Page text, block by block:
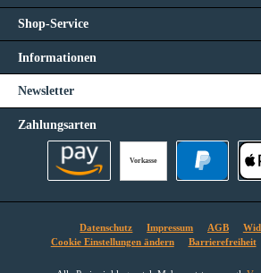
Shop-Service
Informationen
Newsletter
Zahlungsarten
Vorkasse
Datenschutz Impressum AGB
Cookie Einstellungen ändern
Barrierefreiheit